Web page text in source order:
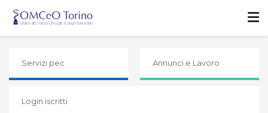
Servizi pec Annunci e Lavoro
Login iscritti